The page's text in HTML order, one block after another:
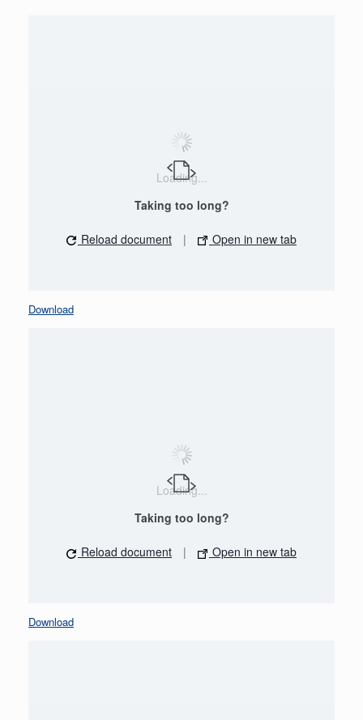
Loading...
Taking too long?
Reload document | Open in new tab
Download
Loading...
Taking too long?
Reload document | Open in new tab
Download